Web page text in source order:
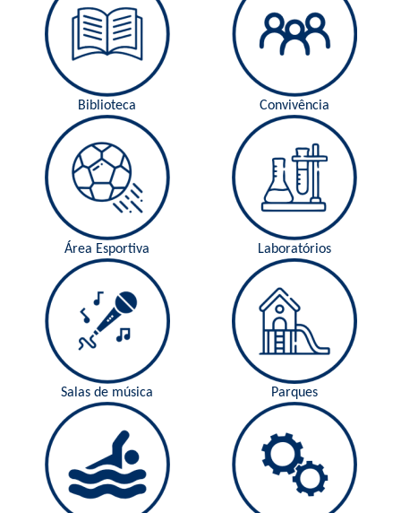
Biblioteca Convivência
Área Esportiva Laboratórios
Salas de música Parques